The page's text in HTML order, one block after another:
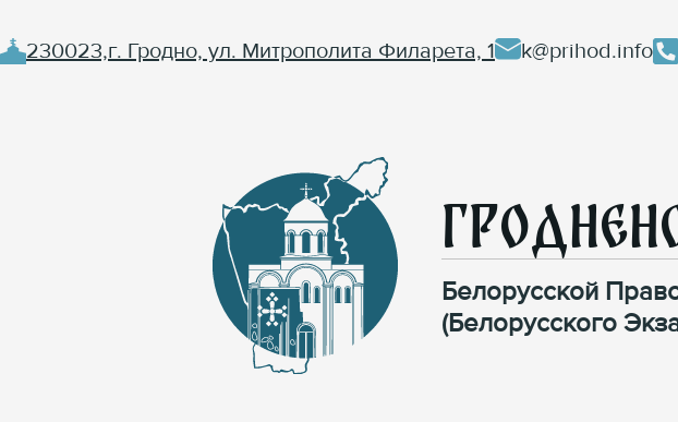
230023,г. Гродно, ул. Митрополита Филарета, 1 k@prihod.info
Белорусской
(Белорусского